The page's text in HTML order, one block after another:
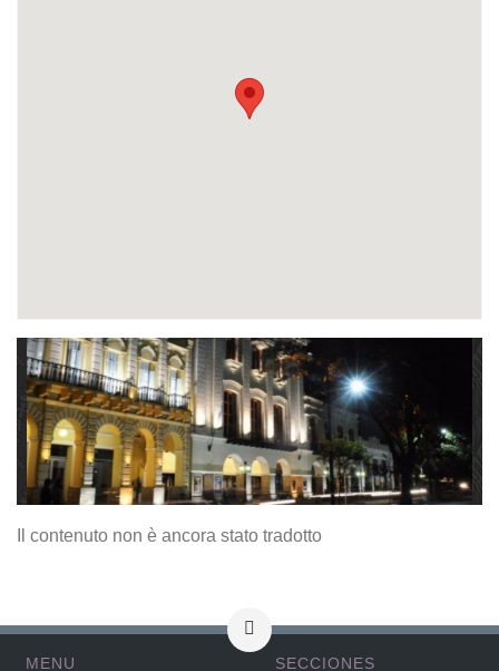
Il contenuto non è ancora stato tradotto
MENU SECCIONES